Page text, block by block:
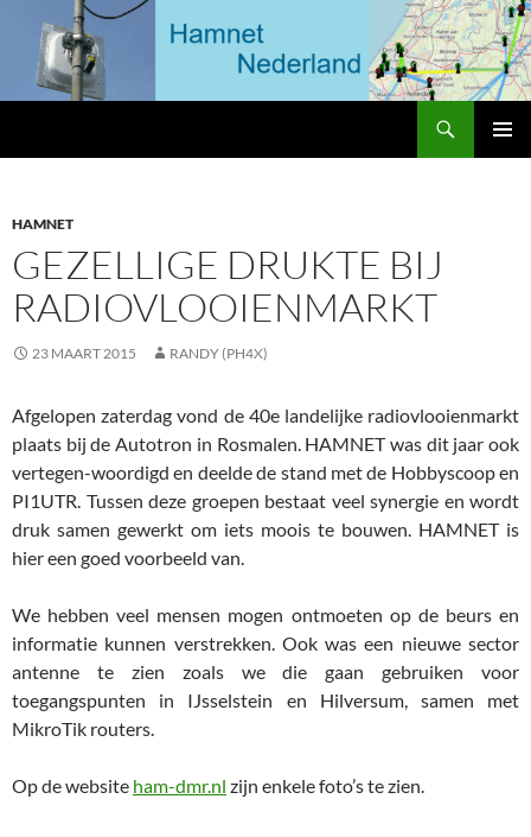
inhoud
HAMNET
GEZELLIGE DRUKTE BIJ
RADIOVLOOIENMARKT
23 MAART 2015 RANDY (PH4X)
Afgelopen zaterdag vond de 40e landelijke radiovlooienmarkt
plaats bij de Autotron in Rosmalen. HAMNET was dit jaar ook
vertegen-woordigd en deelde de stand met de Hobbyscoop en
PI1UTR. Tussen deze groepen bestaat veel synergie en wordt
druk samen gewerkt om iets moois te bouwen. HAMNET is
hier een goed voorbeeld van.
We hebben veel mensen mogen ontmoeten op de beurs en
informatie kunnen verstrekken. Ook was een nieuwe sector
antenne te zien zoals we die gaan gebruiken voor
toegangspunten in IJsselstein en Hilversum, samen met
MikroTik routers.
Op de website ham-dmr.nl zijn enkele foto’s te zien.